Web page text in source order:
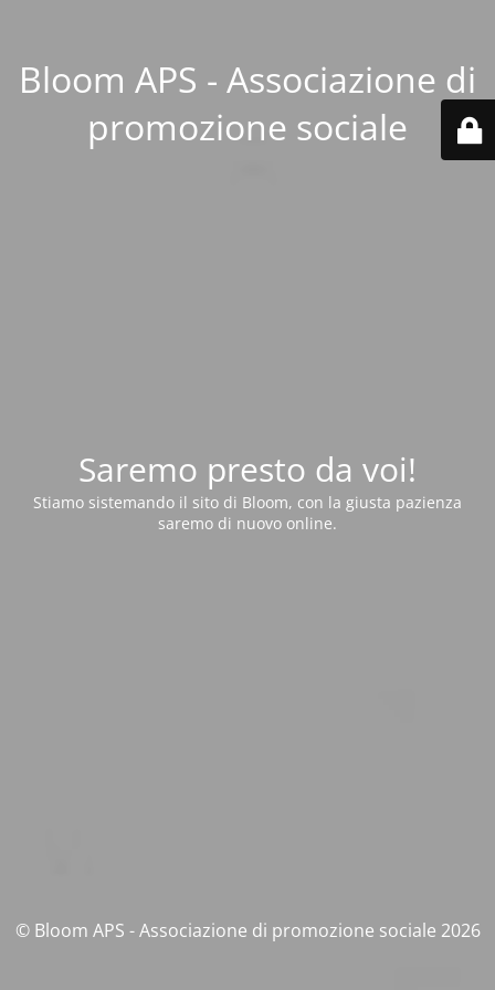
Bloom APS - Associazione di
promozione sociale
Saremo presto da voi!
Stiamo sistemando il sito di Bloom, con la giusta pazienza
saremo di nuovo online.
© Bloom APS - Associazione di promozione sociale 2026